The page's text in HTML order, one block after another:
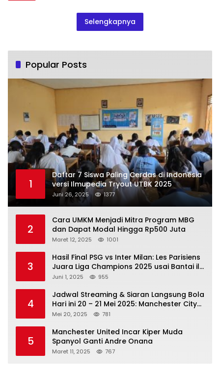
Selengkapnya
Popular Posts
1
Daftar 7 Siswa Paling Cerdas di Indonesia
versi Ilmupedia Tryout UTBK 2025
Juni 26, 2025 1377
2
Cara UMKM Menjadi Mitra Program MBG
dan Dapat Modal Hingga Rp500 Juta
Maret 12, 2025 1001
3
Hasil Final PSG vs Inter Milan: Les Parisiens
Juara Liga Champions 2025 usai Bantai il
Nerazzurri
Juni 1, 2025 955
4
Jadwal Streaming & Siaran Langsung Bola
Hari ini 20 – 21 Mei 2025: Manchester City
vs Bournemouth
Mei 20, 2025 781
5
Manchester United Incar Kiper Muda
Spanyol Ganti Andre Onana
Maret 11, 2025 767